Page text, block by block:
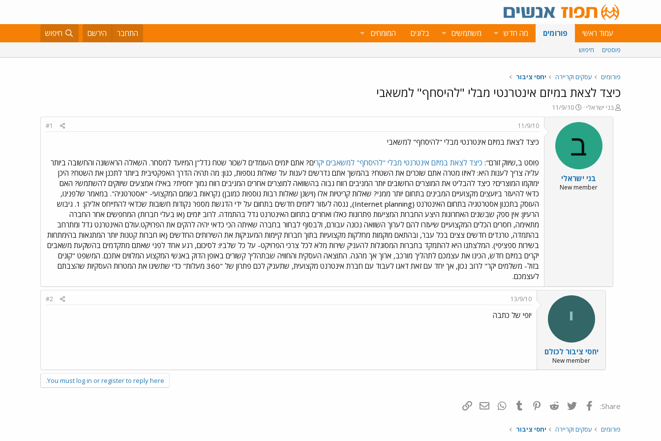
עמוד ראשי פורומים מה חדש משתמשים בלוגים המומחים התחבר הירשם חיפוש
פוסטים חיפוש
פורומים עסקים וקריירה יחסי ציבור
כיצד לצאת במיזם אינטרנטי מבלי "להיסחף" למשאבי
פ
ו
בני ישראלי
פ
ו
ר
ם
ב
א
ר
י
11/9/10
ב
בני ישראלי
New member
11/9/10
#1
כיצד לצאת במיזם אינטרנטי מבלי "להיסחף" למשאבי
פוסט ב,שיווק זורם": כיצד לצאת במיזם אינטרנטי מבלי "להיסחף" למשאבים יקרים? אתם יזמים העומדים לשכור שטח נדל"ן המיועד למסחר. השאלה הראשונה והחשובה ביותר
עליה צריך לענות היא: לאיזו מטרה אתם שוכרים את השטח? בהמשך אתם נדרשים לענות על שאלות נוספות, כגון: מה תהיה הדרך האפקטיבית ביותר לתכנן את השטח? היכן
ימוקמו המוצרים? כיצד להבליט את המוצרים החשובים יותר המניבים רווח גבוה בהשוואה למוצרים אחרים המניבים רווח נמוך יחסית? באילו אמצעים שיווקים להשתמש? האם
כדאי להיעזר ביועצים מקצועיים המבינים בתחום יותר ממני? שאלות קריטיות אלו (וישנן שאלות רבות נוספות כמובן) נקראות בשמם המקצועי- "אסטרטגיה". במאמר שלפנינו,
העוסק בתכנון אסטרטגיה בתחום האינטרנט (Internet planning), ננסה לעזור ליזמים חדשים בתחום על ידי הדגשת מספר נקודות חשובות שכדאי להתייחס אליהן: 1. גיבוש
הרעיון: אין ספק שבשנים האחרונות היצע החברות המציעות פתרונות כאלו ואחרים בתחום האינטרנט גדל בהתמדה. לרוב יזמים (או בעלי חברות) המחפשים אחר החברה
מתאימה, חסרים הכלים המקצועיים שיעזרו להם לערוך השוואה נכונה עבורם, ולבסוף לבחור בחברה שאיתה הכי כדאי יהיה להקים את הפרויקט.עולם האינטרנט גדל ומתרחב
בהתמדה, טרנדים חדשים צצים בכל עבר, ובהתאם מוקמות מחלקות מקצועיות בתוך חברות קיימות המעניקות את השירותים החדשים (או חברות קטנות יותר המתגאות בהימתחות
בשירות ספציפי). המלצתנו היא להתמקד בחברות המסוגלות להעניק שירות מלא לכל צרכי הפרויקט- על כל שלביו: לסיכום, רגע אחד לפני שאתם מתקדמים בהשקעת משאבים
יקרים במיזם חדש, הכינו את עצמכם לתהליך מורכב, ארוך אך מהנה. התוצאה העסקית והחוויה שבתהליך קשורים באופן הדוק באנשי המקצוע המלווים אתכם. המשפט "קונים
בזול- משלמים יקר" לרוב נכון, אך יחד עם זאת דאגו לעבוד עם חברת אינטרנט מקצועית, שתעניק לכם פתרון של "360 מעלות" כדי שתשיגו את המטרות העסקיות שהצבתם
לעצמכם.
י
יחסי ציבור לכולם
New member
13/9/10
#2
יופי של כתבה
You must log in or register to reply here.
Share: פייסבוק Twitter
Reddit
Pinterest
Tumblr
WhatsAppדואר אלקטרוני
פורומים עסקים וקריירה יחסי ציבור